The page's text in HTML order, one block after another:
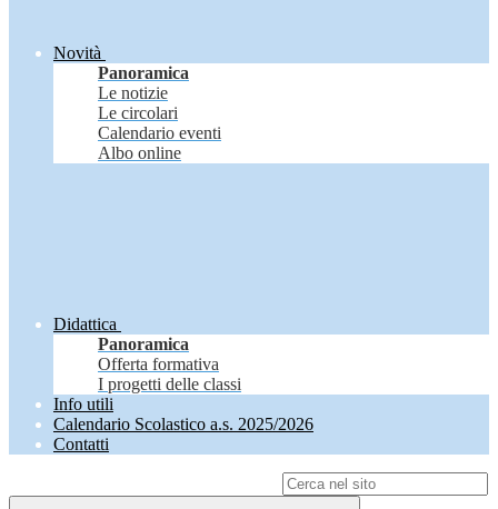
Novità
Panoramica
Le notizie
Le circolari
Calendario eventi
Albo online
Didattica
Panoramica
Offerta formativa
I progetti delle classi
Info utili
Calendario Scolastico a.s. 2025/2026
Contatti